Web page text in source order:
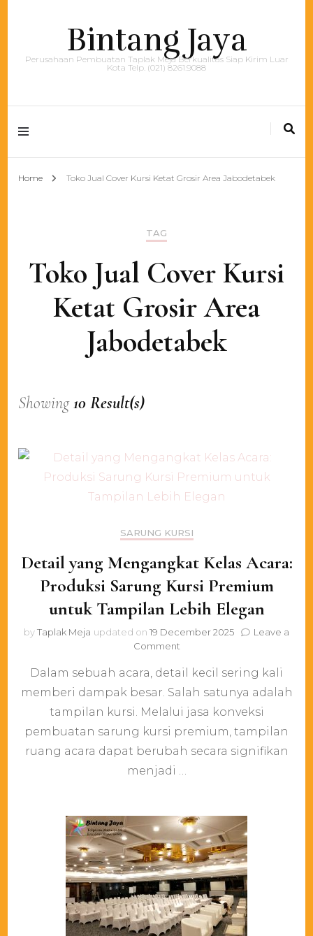
Bintang Jaya
Perusahaan Pembuatan Taplak Meja Berkualitas Siap Kirim Luar
Kota Telp. (021) 8261.9088
Home Toko Jual Cover Kursi Ketat Grosir Area Jabodetabek
TAG
Toko Jual Cover Kursi
Ketat Grosir Area
Jabodetabek
Showing10 Result(s)
SARUNG KURSI
Detail yang Mengangkat Kelas Acara:
Produksi Sarung Kursi Premium
untuk Tampilan Lebih Elegan
byTaplak Meja updated on 19 December 2025
Leave a
Commenton
yang
Mengangkat
Acara:
Produksi
Kursi
Elegan
Dalam sebuah acara, detail kecil sering kali
memberi dampak besar. Salah satunya adalah
tampilan kursi. Melalui jasa konveksi
pembuatan sarung kursi premium, tampilan
ruang acara dapat berubah secara signifikan
menjadi …